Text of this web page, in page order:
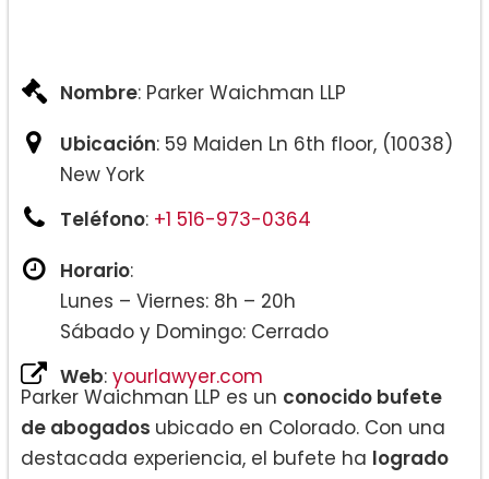
Nombre: Parker Waichman LLP
Ubicación: 59 Maiden Ln 6th floor, (10038)
New York
Teléfono: +1 516-973-0364
Horario:
Lunes – Viernes: 8h – 20h
Sábado y Domingo: Cerrado
Web: yourlawyer.com
Parker Waichman LLP es un conocido bufete
de abogados ubicado en Colorado. Con una
destacada experiencia, el bufete ha logrado